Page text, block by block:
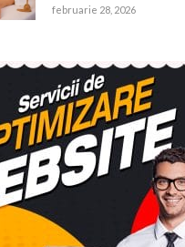
februarie 28, 2026